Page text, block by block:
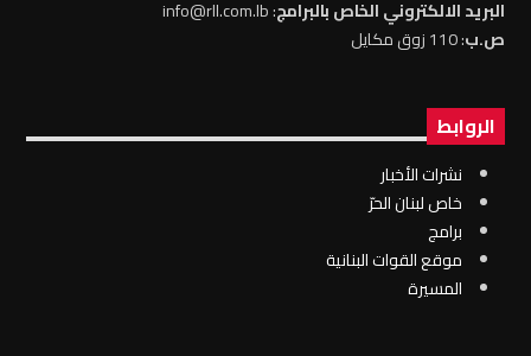
البريد الالكتروني الخاص بالبرامج: info@rll.com.lb
ص.ب: 110 زوق مكايل
الروابط
نشرات الأخبار
خاص لبنان الحرّ
برامج
موقع القوات البنانية
المسيرة